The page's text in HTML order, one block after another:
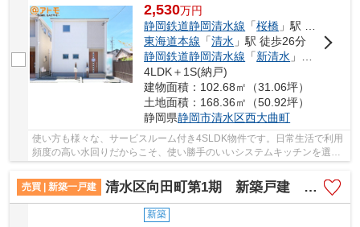
2,530万円
静岡鉄道静岡清水線 「桜橋 」駅 徒歩14分
東海道本線 「清水 」駅 徒歩26分
静岡鉄道静岡清水線 「新清水 」駅 徒歩23分
4LDK＋1S(納戸)
建物面積：102.68㎡（31.06坪）
土地面積：168.36㎡（50.92坪）
静岡県静岡市清水区西大曲町
使い方も様々な、サービスルーム付き4SLDK物件です。日常生活で利用
頻度の高い水回りだからこそ、使い勝手のいいシステムキッチンを選ん
でみませんか。モニターから顔が見えるTVインタ...
売買 | 新築一戸建
清水区向田町第1期 新築戸建 3号棟
新築